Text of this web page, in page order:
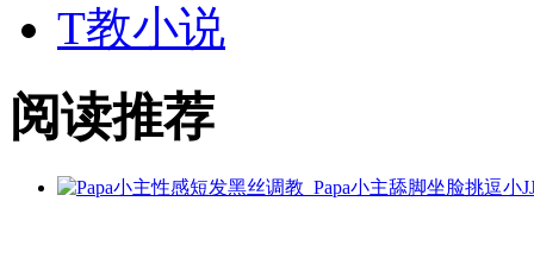
T教小说
阅读推荐